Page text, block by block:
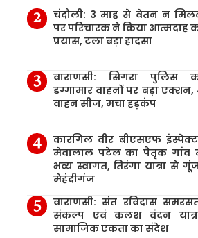
चंदौली: 3 माह से वेतन न
पर परिचारक ने किया आत्मदाह
प्रयास, टला बड़ा हादसा
वाराणसी: सिगरा पुलिस
डग्गामार वाहनों पर बड़ा एक्शन,
वाहन सीज, मचा हड़कंप
कारगिल वीर बीएसएफ
मेवालाल पटेल का पैतृक गांव
भव्य स्वागत, तिरंगा यात्रा से
मेहंदीगंज
वाराणसी: संत रविदास
संकल्प एवं कलश वंदन
सामाजिक एकता का संदेश